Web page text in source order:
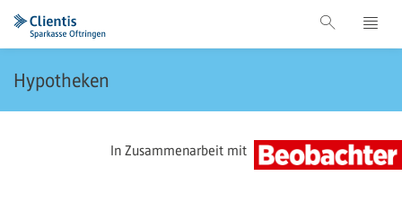
Hypotheken
In Zusammenarbeit mit